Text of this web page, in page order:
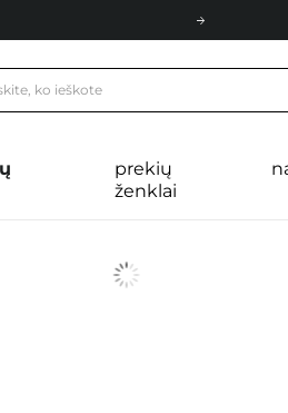
40,00 €
prekių
ženklai